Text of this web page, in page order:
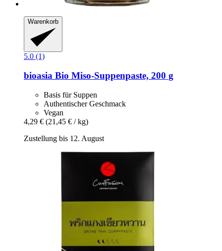
Warenkorb
5.0 (1)
bioasia Bio Miso-​Suppenpaste, 200 g
Basis für Suppen
Authentischer Geschmack
Vegan
4,29 € (21,45 € / kg)
Zustellung bis 12. August